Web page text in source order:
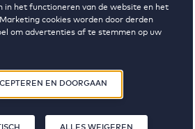
in het functioneren van de website en het
cookies worden door derden
om advertenties af te stemmen op uw
klikken, kunt u meer lezen over onze cookies
Door op ‘Alles accepteren en doorgaan’
het gebruik van cookies zoals
EN DOORGAAN
ALLES WEIGEREN